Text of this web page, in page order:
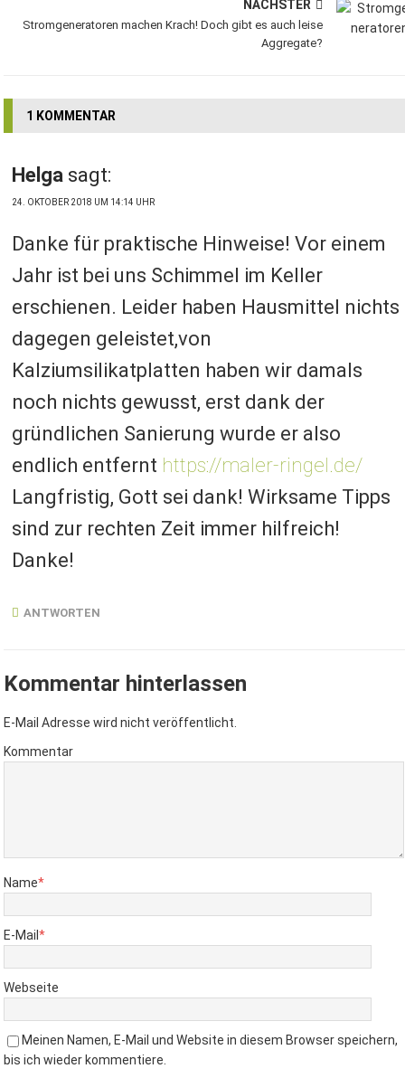
NÄCHSTER
Stromgeneratoren machen Krach! Doch gibt es auch leise
Aggregate?
1 KOMMENTAR
Helga sagt:
24. OKTOBER 2018 UM 14:14 UHR
Danke für praktische Hinweise! Vor einem
Jahr ist bei uns Schimmel im Keller
erschienen. Leider haben Hausmittel nichts
dagegen geleistet,von
Kalziumsilikatplatten haben wir damals
noch nichts gewusst, erst dank der
gründlichen Sanierung wurde er also
endlich entfernt https://maler-ringel.de/
Langfristig, Gott sei dank! Wirksame Tipps
sind zur rechten Zeit immer hilfreich!
Danke!
ANTWORTEN
Kommentar hinterlassen
E-Mail Adresse wird nicht veröffentlicht.
Kommentar
Name*
E-Mail*
Webseite
Meinen Namen, E-Mail und Website in diesem Browser speichern,
bis ich wieder kommentiere.